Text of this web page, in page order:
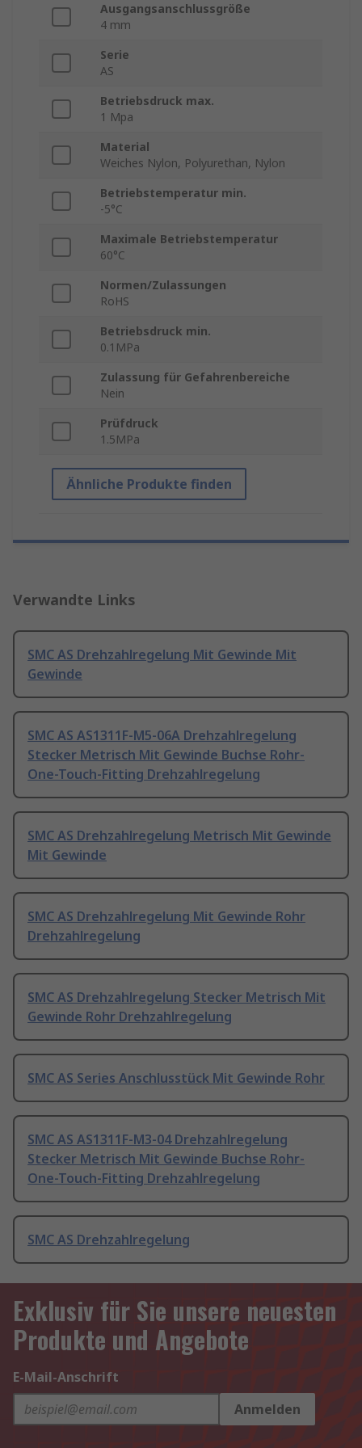
Ausgangsanschlussgröße
4 mm
Serie
AS
Betriebsdruck max.
1 Mpa
Material
Weiches Nylon, Polyurethan, Nylon
Betriebstemperatur min.
-5°C
Maximale Betriebstemperatur
60°C
Normen/Zulassungen
RoHS
Betriebsdruck min.
0.1MPa
Zulassung für Gefahrenbereiche
Nein
Prüfdruck
1.5MPa
Ähnliche Produkte finden
Verwandte Links
SMC AS Drehzahlregelung Mit Gewinde Mit
Gewinde
SMC AS AS1311F-M5-06A Drehzahlregelung
Stecker Metrisch Mit Gewinde Buchse Rohr-
One-Touch-Fitting Drehzahlregelung
SMC AS Drehzahlregelung Metrisch Mit Gewinde
Mit Gewinde
SMC AS Drehzahlregelung Mit Gewinde Rohr
Drehzahlregelung
SMC AS Drehzahlregelung Stecker Metrisch Mit
Gewinde Rohr Drehzahlregelung
SMC AS Series Anschlusstück Mit Gewinde Rohr
SMC AS AS1311F-M3-04 Drehzahlregelung
Stecker Metrisch Mit Gewinde Buchse Rohr-
One-Touch-Fitting Drehzahlregelung
SMC AS Drehzahlregelung
Exklusiv für Sie unsere neuesten
Produkte und Angebote
E-Mail-Anschrift
Anmelden